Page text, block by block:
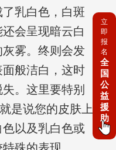
乳白色，白斑
会呈现暗云白
雾。终则会发
般洁白，这时
。这里要特别
是说您的皮肤上
以及乳白色或
立
即
报
名
全
国
公
益
援
助